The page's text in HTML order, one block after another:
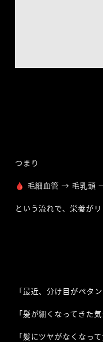
つまり
🩸 毛細血管 → 毛乳頭
という流れで、栄養が
「最近、分け目がペタ
「髪が細くなってきた気
「髪にツヤがなくなっ